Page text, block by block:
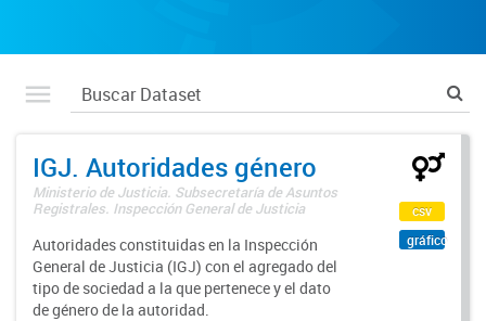
IGJ. Autoridades género
Ministerio de Justicia. Subsecretaría de Asuntos
Registrales. Inspección General de Justicia
Autoridades constituidas en la Inspección
General de Justicia (IGJ) con el agregado del
tipo de sociedad a la que pertenece y el dato
de género de la autoridad.
csv
gráfico